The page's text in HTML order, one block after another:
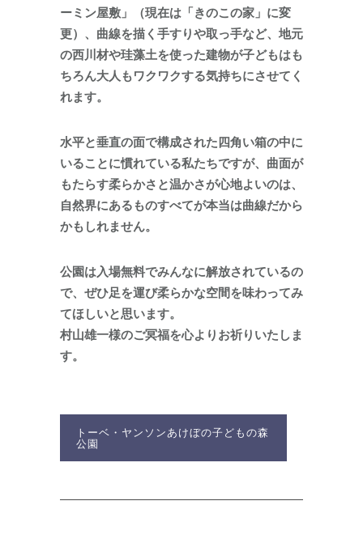
ーミン屋敷」（現在は「きのこの家」に変
更）、曲線を描く手すりや取っ手など、地元
の西川材や珪藻土を使った建物が子どもはも
ちろん大人もワクワクする気持ちにさせてく
れます。
水平と垂直の面で構成された四角い箱の中に
いることに慣れている私たちですが、曲面が
もたらす柔らかさと温かさが心地よいのは、
自然界にあるものすべてが本当は曲線だから
かもしれません。
公園は入場無料でみんなに解放されているの
で、ぜひ足を運び柔らかな空間を味わってみ
てほしいと思います。
村山雄一様のご冥福を心よりお祈りいたしま
す。
トーベ・ヤンソンあけぼの子どもの森
公園